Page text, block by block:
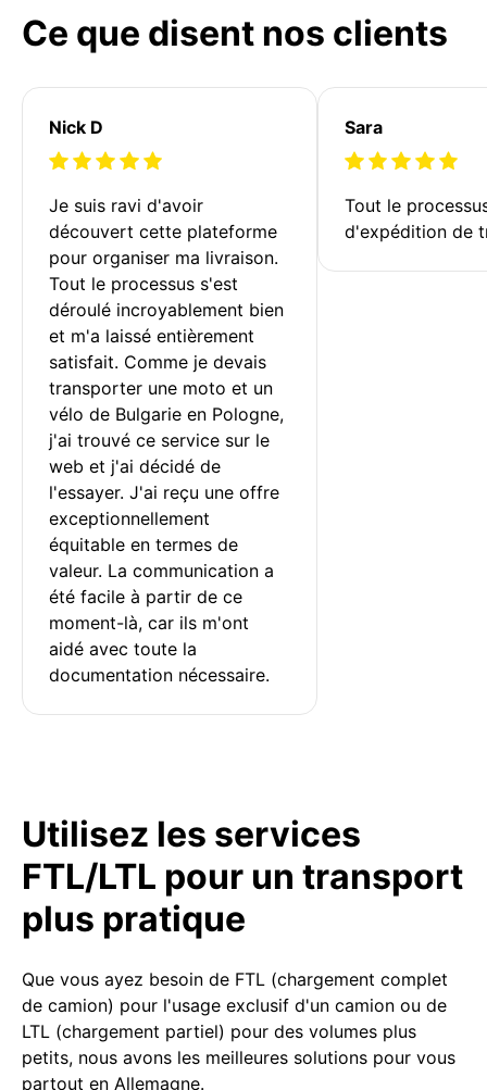
Ce que disent nos clients
Nick D
Je suis ravi d'avoir
découvert cette plateforme
pour organiser ma livraison.
Tout le processus s'est
déroulé incroyablement bien
et m'a laissé entièrement
satisfait. Comme je devais
transporter une moto et un
vélo de Bulgarie en Pologne,
j'ai trouvé ce service sur le
web et j'ai décidé de
l'essayer. J'ai reçu une offre
exceptionnellement
équitable en termes de
valeur. La communication a
été facile à partir de ce
moment-là, car ils m'ont
aidé avec toute la
documentation nécessaire.
Sara
Tout le
d'expédition de
Utilisez les services
FTL/LTL pour un transport
plus pratique
Que vous ayez besoin de FTL (chargement complet
de camion) pour l'usage exclusif d'un camion ou de
LTL (chargement partiel) pour des volumes plus
petits, nous avons les meilleures solutions pour vous
partout en Allemagne.